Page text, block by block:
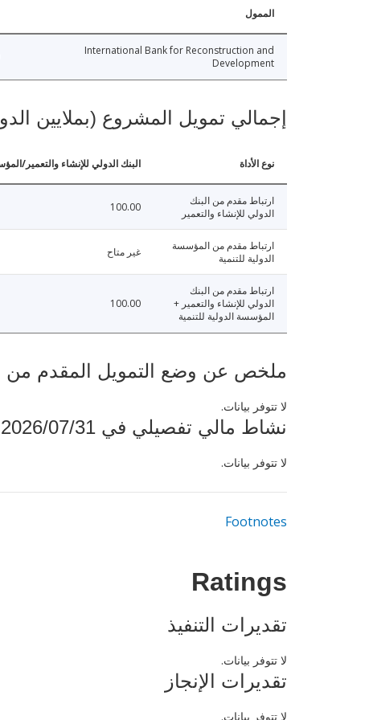
الممول
International Bank for Reconstruction and
Development
إجمالي تمويل المشروع (بملايين
نوع الأداة البنك الدولي للإنشاء والتعمير/
ارتباط مقدم من البنك
الدولي للإنشاء والتعمير
100.00
ارتباط مقدم من المؤسسة
الدولية للتنمية
غير متاح
ارتباط مقدم من البنك
الدولي للإنشاء والتعمير +
المؤسسة الدولية للتنمية
100.00
ملخص عن وضع التمويل المقدم من البنك
لا تتوفر بيانات.
نشاط مالي تفصيلي في 2026/07/31
لا تتوفر بيانات.
Footnotes
Ratings
تقديرات التنفيذ
لا تتوفر بيانات.
تقديرات الإنجاز
لا تتوفر بيانات.